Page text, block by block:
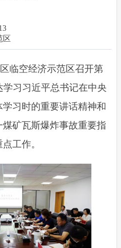
区
空经济示范区召开第
习习近平总书记在中央
习时的重要讲话精神和
矿瓦斯爆炸事故重要指
工作。